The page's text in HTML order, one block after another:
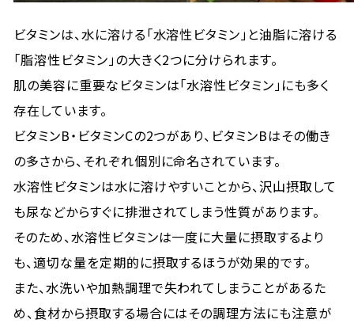
ビタミンは、水に溶ける「水溶性ビタミン」と油脂に溶ける
「脂溶性ビタミン」の大きく2つに分けられます。
肌の美容に重要なビタミンは「水溶性ビタミン」にも多く
存在しています。
ビタミンB・ビタミンCの2つがあり、ビタミンBはその働き
の多さから、それぞれ個別に命名されています。
水溶性ビタミンは水に溶けやすいことから、沢山摂取して
も尿などからすぐに排泄されてしまう性質があります。
そのため、水溶性ビタミンは一度に大量に摂取するより
も、適切な量を定期的に摂取するほうが効果的です。
また、水洗いや加熱調理で失われてしまうことがあるた
め、食材から摂取する場合にはその調理方法にも注意が